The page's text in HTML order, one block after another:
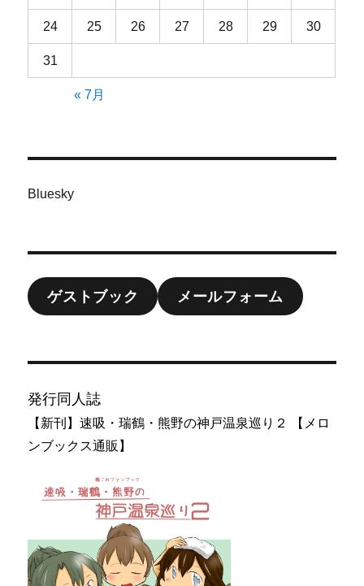
24 25 26 27 28 29 30
31
« 7月
Bluesky
ゲストブック メールフォーム
発行同人誌
【新刊】速吸・瑞鶴・熊野の神戸温泉巡り２ 【メロ
ンブックス通販】